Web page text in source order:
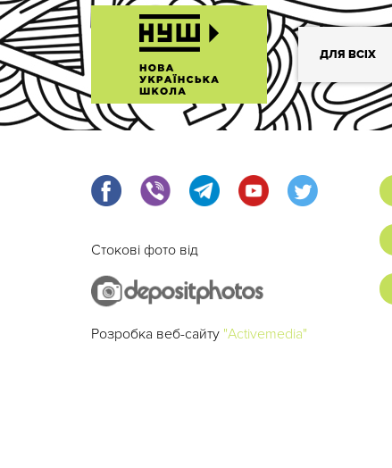
ДЛЯ ВСІХ
Стокові фото від
Розробка веб-сайту "Activemedia"